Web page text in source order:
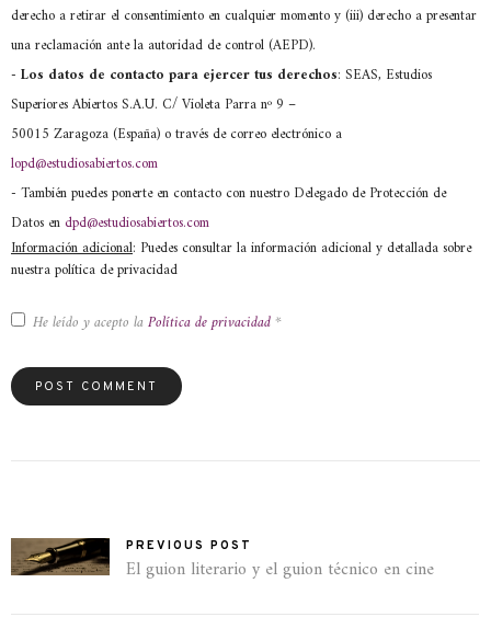
derecho a retirar el consentimiento en cualquier momento y (iii) derecho a presentar
una reclamación ante la autoridad de control (AEPD).
- Los datos de contacto para ejercer tus derechos: SEAS, Estudios
Superiores Abiertos S.A.U. C/ Violeta Parra nº 9 –
50015 Zaragoza (España) o través de correo electrónico a
lopd@estudiosabiertos.com
- También puedes ponerte en contacto con nuestro Delegado de Protección de
Datos en dpd@estudiosabiertos.com
Información adicional: Puedes consultar la información adicional y detallada sobre
nuestra política de privacidad
He leído y acepto la Política de privacidad *
PREVIOUS POST
El guion literario y el guion técnico en cine